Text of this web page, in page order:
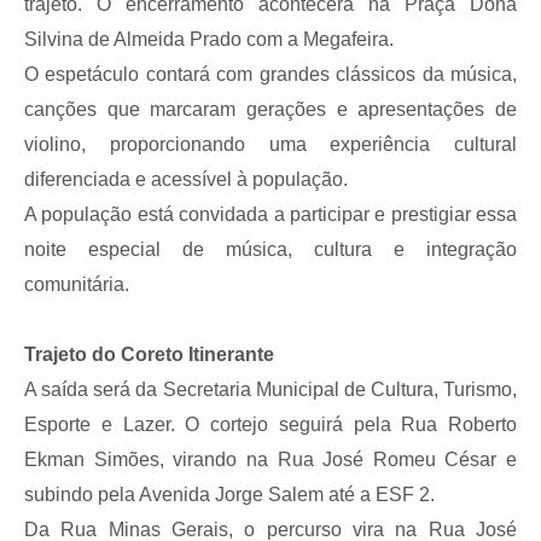
Silvina de Almeida Prado com a Megafeira.
O espetáculo contará com grandes clássicos da música,
canções que marcaram gerações e apresentações de
violino, proporcionando uma experiência cultural
diferenciada e acessível à população.
A população está convidada a participar e prestigiar essa
noite especial de música, cultura e integração
comunitária.
Trajeto do Coreto Itinerante
A saída será da Secretaria Municipal de Cultura, Turismo,
Esporte e Lazer. O cortejo seguirá pela Rua Roberto
Ekman Simões, virando na Rua José Romeu César e
subindo pela Avenida Jorge Salem até a ESF 2.
Da Rua Minas Gerais, o percurso vira na Rua José